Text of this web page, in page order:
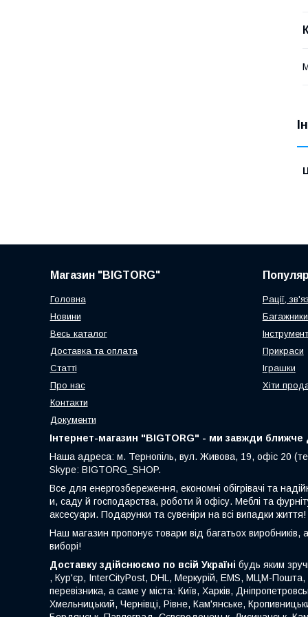
Магазин "BIGTORG"
Головна
Новини
Весь каталог
Доставка та оплата
Статті
Про нас
Контакти
Документи
Рації,
Прикраси
Іграшки
Хіти
Інтернет-магазин "BIGTORG" - ми завжди
Наша адреса: м. Тернопіль, вул. Живова, 19, офіс 20
Skype: BIGTORG_SHOP.
Все для енергозбереження, економні обігрівачі та
и, саду й господарства, роботи й офісу. Меблі та
аксесуари. Подарунки та сувеніри на всі випадки
Наш магазин пропонує товари від багатьох виробників,
виборі!
Доставку здійснюємо по всій Україні будь яким
, Кур'єр, InterCityPost, DHL, Меркурій, EMS, МЦМ-Пошта,
перевізника, а саме у міста: Київ, Харків,
Хмельницький, Чернівці, Рівне, Кам'янське,